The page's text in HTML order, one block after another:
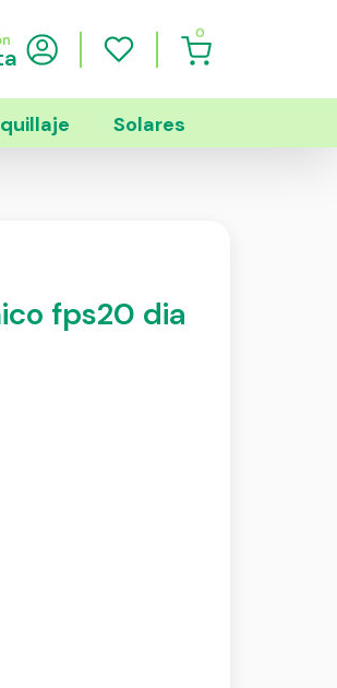
0
Solares
fps20 dia